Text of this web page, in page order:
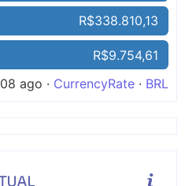
R$338.810,13
R$9.754,61
08 ago · CurrencyRate · BRL